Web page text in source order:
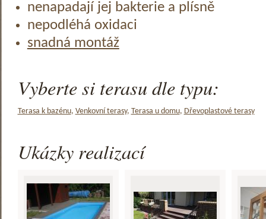
nenapadají jej bakterie a plísně
nepodléhá oxidaci
snadná montáž
Vyberte si terasu dle typu:
Terasa k bazénu, Venkovní terasy, Terasa u domu, Dřevoplastové terasy
Ukázky realizací